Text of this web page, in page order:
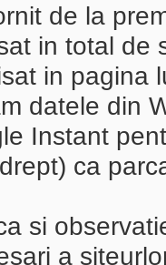
de la
in total de
in pagina
datele din
Instant
ca
si
a